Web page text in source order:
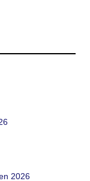
2026